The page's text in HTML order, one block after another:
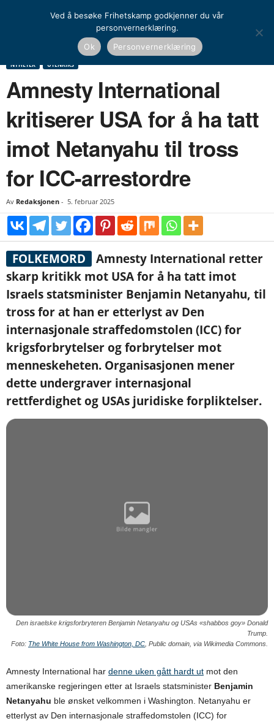
Amnesty International kritiserer USA for å ha tatt imot Netanyahu
NYHETER UTENRIKS
Amnesty International
kritiserer USA for å ha tatt
imot Netanyahu til tross
for ICC-arrestordre
Av Redaksjonen - 5. februar 2025
FOLKEMORD
Amnesty International retter
skarp kritikk mot USA for å ha tatt imot
Israels statsminister Benjamin Netanyahu, til
tross for at han er etterlyst av Den
internasjonale straffedomstolen (ICC) for
krigsforbrytelser og forbrytelser mot
menneskeheten. Organisasjonen mener
dette undergraver internasjonal
rettferdighet og USAs juridiske forpliktelser.
Den israelske krigsforbryteren Benjamin Netanyahu og USAs «shabbos goy» Donald
Trump.
Foto: The White House from Washington, DC , Public domain, via Wikimedia Commons.
Amnesty International har denne uken gått hardt ut mot den
amerikanske regjeringen etter at Israels statsminister Benjamin
Netanyahu ble ønsket velkommen i Washington. Netanyahu er
etterlyst av Den internasjonale straffedomstolen (ICC) for
Ved å besøke Frihetskamp godkjenner du vår
personvernerklæring.
Ok
Personvernerklæring